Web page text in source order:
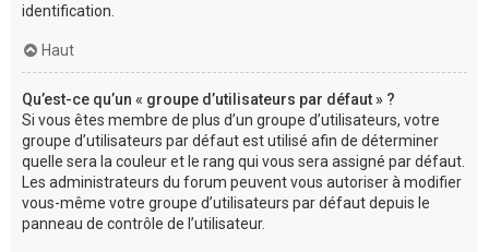
identification.
Haut
Qu’est-ce qu’un « groupe d’utilisateurs par défaut » ?
Si vous êtes membre de plus d’un groupe d’utilisateurs, votre
groupe d’utilisateurs par défaut est utilisé afin de déterminer
quelle sera la couleur et le rang qui vous sera assigné par défaut.
Les administrateurs du forum peuvent vous autoriser à modifier
vous-même votre groupe d’utilisateurs par défaut depuis le
panneau de contrôle de l’utilisateur.